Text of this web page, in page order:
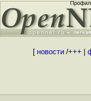
[ новости/+++